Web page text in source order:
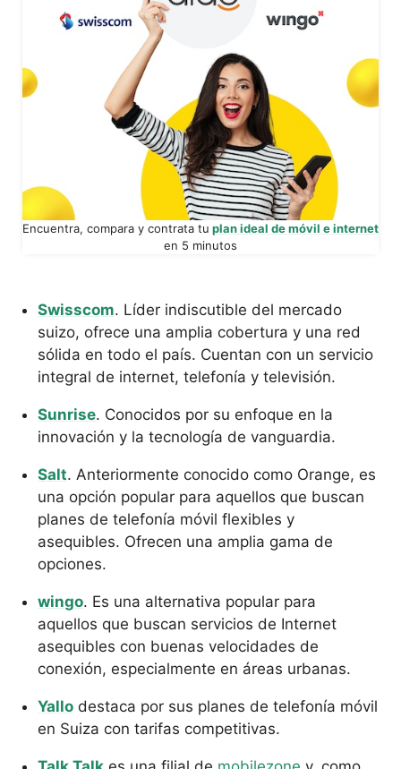
Encuentra, compara y contrata tu plan ideal de móvil e internet
en 5 minutos
Swisscom. Líder indiscutible del mercado
suizo, ofrece una amplia cobertura y una red
sólida en todo el país. Cuentan con un servicio
integral de internet, telefonía y televisión.
Sunrise. Conocidos por su enfoque en la
innovación y la tecnología de vanguardia.
Salt. Anteriormente conocido como Orange, es
una opción popular para aquellos que buscan
planes de telefonía móvil flexibles y
asequibles. Ofrecen una amplia gama de
opciones.
wingo. Es una alternativa popular para
aquellos que buscan servicios de Internet
asequibles con buenas velocidades de
conexión, especialmente en áreas urbanas.
Yallo destaca por sus planes de telefonía móvil
en Suiza con tarifas competitivas.